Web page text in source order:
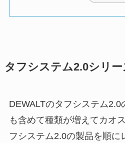
タフシステム2.0シリ
DEWALTのタフシステム
も含めて種類が増えてカオ
フシステム2.0の製品を順に